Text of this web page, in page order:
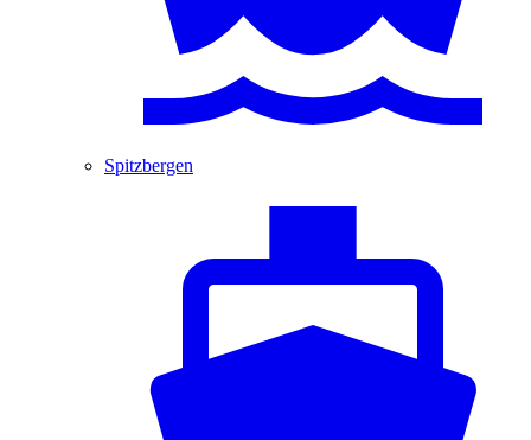
Spitzbergen